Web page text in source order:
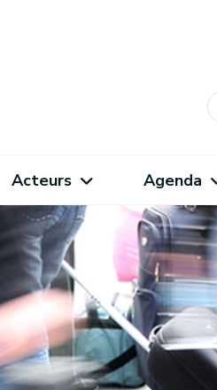
Acteurs Agenda